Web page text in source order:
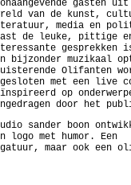
gasten
van de kunst,
media en
de leuke, pittige
gesprekken
bijzonder muzikaal
Olifanten
met een live
op
door het
sander boon
logo met humor. Een
maar ook een